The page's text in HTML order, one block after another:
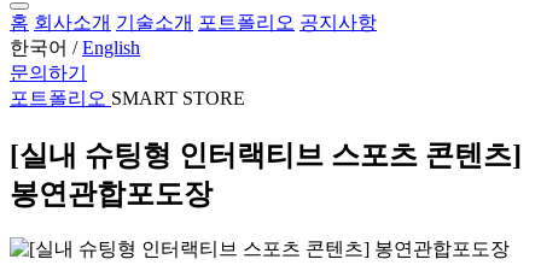
홈 회사소개 기술소개 포트폴리오 공지사항
한국어 / English
문의하기
포트폴리오 SMART STORE
[실내 슈팅형 인터랙티브 스포츠 콘텐츠]
봉연관합포도장